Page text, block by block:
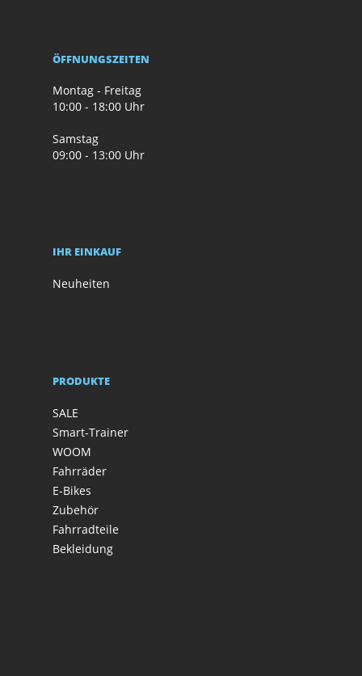
ÖFFNUNGSZEITEN
Montag - Freitag
10:00 - 18:00 Uhr
Samstag
09:00 - 13:00 Uhr
IHR EINKAUF
Neuheiten
PRODUKTE
SALE
Smart-Trainer
WOOM
Fahrräder
E-Bikes
Zubehör
Fahrradteile
Bekleidung